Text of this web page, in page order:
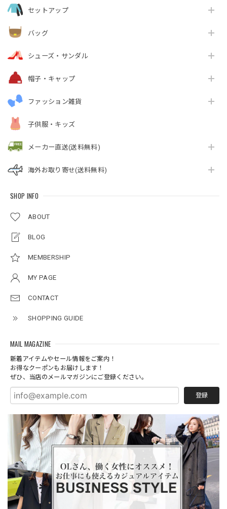
セットアップ
バッグ
シューズ・サンダル
帽子・キャップ
ファッション雑貨
子供服・キッズ
メーカー直送(送料無料)
海外お取り寄せ(送料無料)
SHOP INFO
ABOUT
BLOG
MEMBERSHIP
MY PAGE
CONTACT
SHOPPING GUIDE
MAIL MAGAZINE
新着アイテムやセール情報をご案内！
お得なクーポンもお届けします！
ぜひ、当店のメールマガジンにご登録ください。
登録